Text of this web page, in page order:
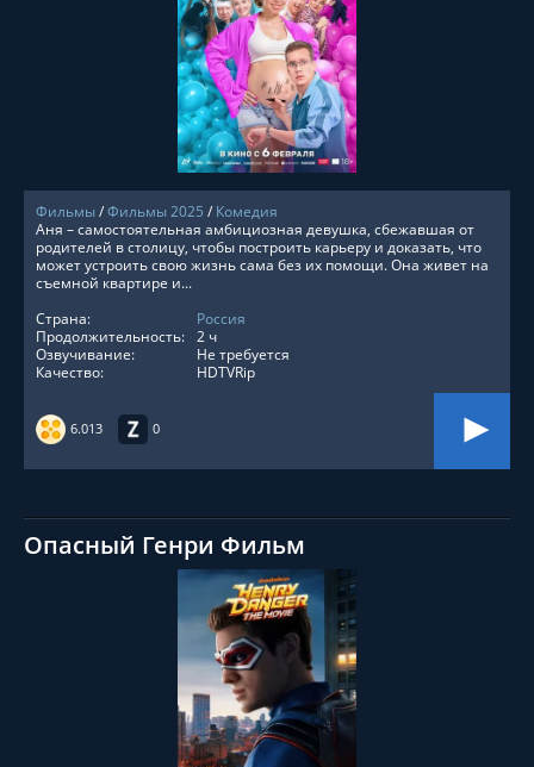
СМОТРЕТЬ ОНЛАЙН
Фильмы/Фильмы 2025 / Комедия
6.013 0
Аня – самостоятельная амбициозная девушка, сбежавшая от
родителей в столицу, чтобы построить карьеру и доказать, что
может устроить свою жизнь сама без их помощи. Она живет на
съемной квартире и...
Страна:
Россия
Продолжительность: 2 ч
Озвучивание:
Не требуется
Качество:
HDTVRip
Опасный Генри Фильм
СМОТРЕТЬ ОНЛАЙН